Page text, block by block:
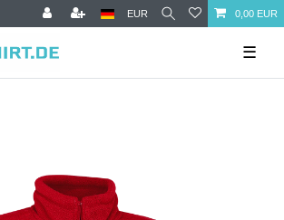
EUR 0,00 EUR
☰